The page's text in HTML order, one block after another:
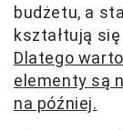
budżetu, a
kształtują się
Dlatego
elementy są
na później.